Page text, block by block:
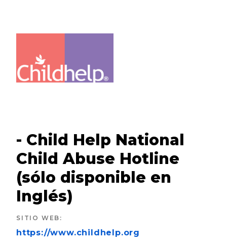
- Child Help National
Child Abuse Hotline
(sólo disponible en
Inglés)
SITIO WEB :
https://www.childhelp.org